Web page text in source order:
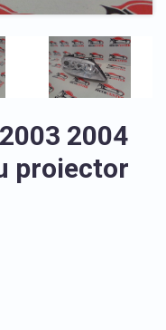
2004
proiector